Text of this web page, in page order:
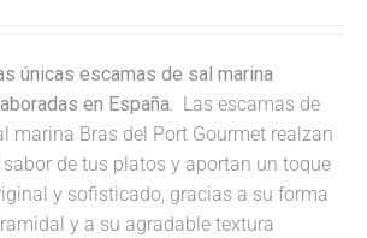
únicas escamas de sal marina
en España. Las escamas de
marina Bras del Port Gourmet realzan
sabor de tus platos y aportan un toque
y sofisticado, gracias a su forma
y a su agradable textura